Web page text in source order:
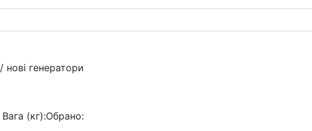
/ нові генератори
Вага (кг):Обрано: